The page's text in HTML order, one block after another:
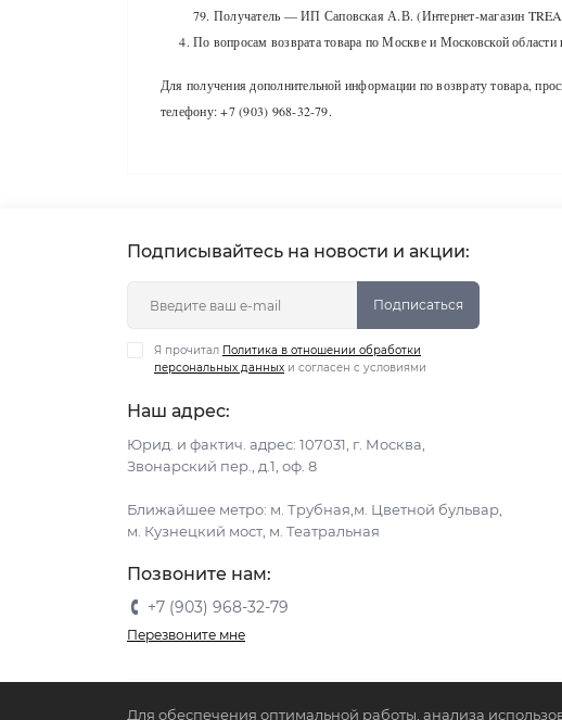
79. Получатель — ИП Саповская А.В. (Интернет-магазин
По вопросам возврата товара по Москве и Московской области
Для получения дополнительной информации по возврату товара,
телефону: +7 (903) 968-32-79.
Подписывайтесь на новости и акции:
Подписаться
Я прочитал Политика в отношении обработки
персональных данных и согласен с условиями
Наш адрес:
Юрид. и фактич. адрес: 107031, г. Москва,
Звонарский пер., д.1, оф. 8
Ближайшее метро: м. Трубная,м. Цветной бульвар,
м. Кузнецкий мост, м. Театральная
Позвоните нам:
+7 (903) 968-32-79
Перезвоните мне
Для обеспечения оптимальной работы, анализа